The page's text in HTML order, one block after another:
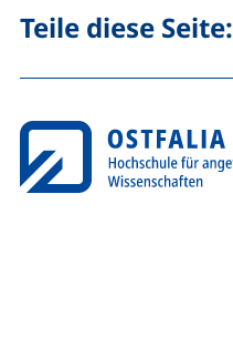
Teile diese Seite: